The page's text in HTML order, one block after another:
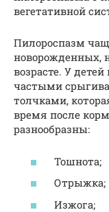
вегетативной
Пилороспазм
новорожденных,
возрасте. У
частыми
толчками,
время после
разнообразны:
Тошнота;
Отрыжка;
Изжога;